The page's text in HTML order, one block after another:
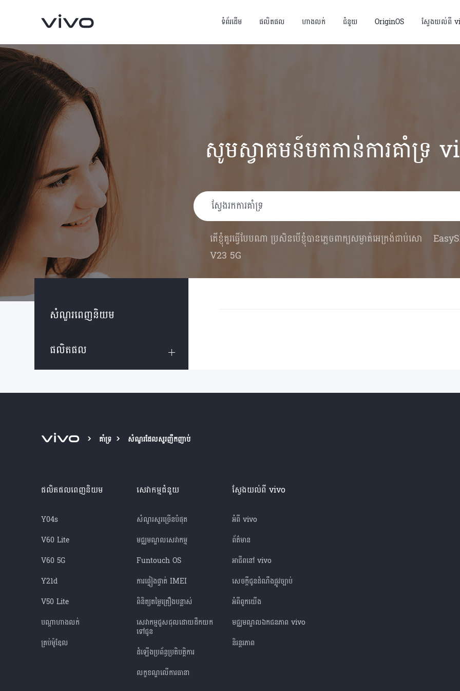
ទំព័រដើម ផលិតផល ហាងលក់ ជំនួយ OriginOS ស្វែងយល់ពី
V60 5G
សូមស្វាគមន៍មកកាន់ការគាំទ្រ
តើខ្ញុំគួរធ្វើបែបណា ប្រសិនបើខ្ញុំបានភ្លេចពាក្យសម្ងាត់អេក្រង់ជាប់សោ
V23 5G
សំណួរពេញនិយម
ផលិតផល
គាំទ្រ សំណួរដែលសួរញឹកញាប់
ផលិតផលពេញនិយម
Y04s
V60 Lite
V60 5G
Y21d
V50 Lite
បណ្តាហាងលក់
គ្រប់ម៉ូឌែល
សេវាកម្មជំនួយ
សំណួរសួរច្រើនបំផុត
មជ្ឈមណ្ឌល​សេវាកម្ម
Funtouch OS
ការផ្ទៀងផ្ទាត់ IMEI
ពិនិត្យតម្លៃគ្រឿងបន្លាស់
សេវាកម្មជួសជុលដោយដឹកយក
ទៅជូន
ដំឡើងប្រព័ន្ធប្រតិបត្តិការ
លក្ខខណ្ឌលើការធានា
ស្វែងយល់ពី vivo
អំពី vivo
ព័ត៌មាន
អាជីពនៅ vivo
សេចក្តីជូនដំណឹងផ្លូវច្បាប់
អំពី​ពួក​យើង
មជ្ឈមណ្ឌលឯកជនភាព vivo
និរន្តរភាព